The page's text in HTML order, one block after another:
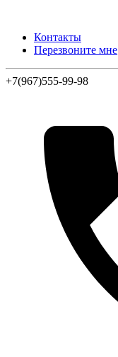
Контакты
Перезвоните мне
+7(967)555-99-98